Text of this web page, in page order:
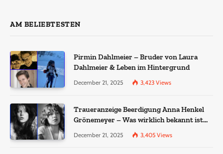
AM BELIEBTESTEN
Pirmin Dahlmeier – Bruder von Laura
Dahlmeier & Leben im Hintergrund
December 21, 2025 3,423 Views
Traueranzeige Beerdigung Anna Henkel
Grönemeyer – Was wirklich bekannt ist
und was nicht bestätigt wurde
December 21, 2025 3,405 Views